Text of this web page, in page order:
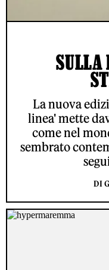
SULLA
La nuova
linea' mette
come nel
sembrato
DI